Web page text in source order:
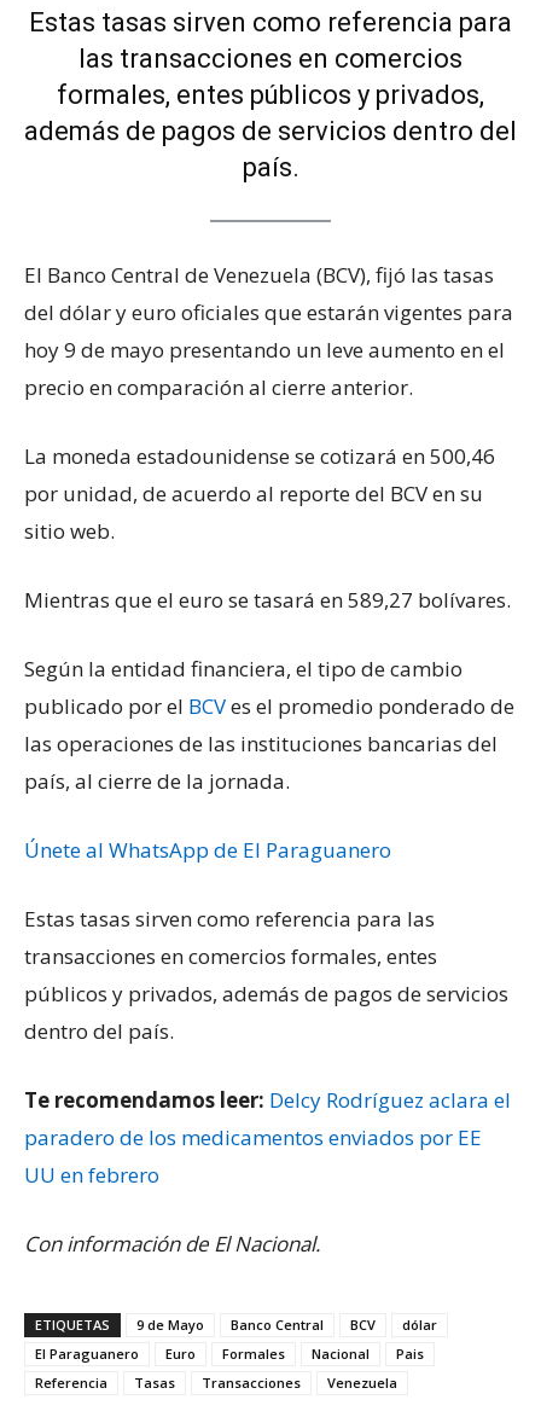
Estas tasas sirven como referencia para
las transacciones en comercios
formales, entes públicos y privados,
además de pagos de servicios dentro del
país.
El Banco Central de Venezuela (BCV), fijó las tasas
del dólar y euro oficiales que estarán vigentes para
hoy 9 de mayo presentando un leve aumento en el
precio en comparación al cierre anterior.
La moneda estadounidense se cotizará en 500,46
por unidad, de acuerdo al reporte del BCV en su
sitio web.
Mientras que el euro se tasará en 589,27 bolívares.
Según la entidad financiera, el tipo de cambio
publicado por el BCVes el promedio ponderado de
las operaciones de las instituciones bancarias del
país, al cierre de la jornada.
Únete al WhatsApp de El Paraguanero
Estas tasas sirven como referencia para las
transacciones en comercios formales, entes
públicos y privados, además de pagos de servicios
dentro del país.
Te recomendamos leer: Delcy Rodríguez aclara el
paradero de los medicamentos enviados por EE
UU en febrero
Con información de El Nacional.
ETIQUETAS 9 de Mayo Banco Central BCV
dólar
El Paraguanero
Euro Formales Nacional
Pais
Referencia
Tasas Transacciones Venezuela